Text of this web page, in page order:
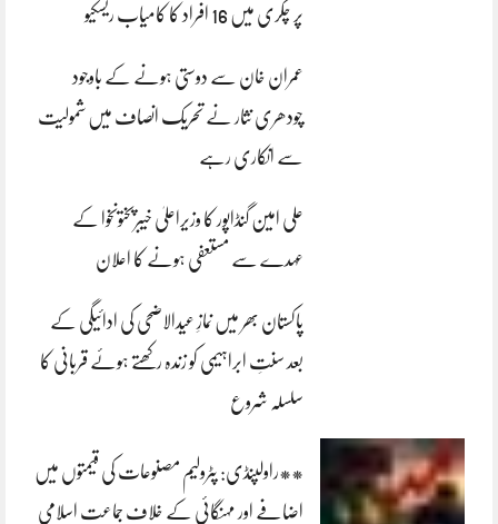
پر چکری میں 16 افراد کا کامیاب ریسکیو
عمران خان سے دوستی ہونے کے باوجود
چودھری نثار نے تحریک انصاف میں شمولیت
سے انکاری رہے
علی امین گنڈاپور کا وزیراعلیٰ خیبرپختونخوا کے
عہدے سے مستعفی ہونے کا اعلان
پاکستان بھر میں نمازِ عیدالاضحی کی ادائیگی کے
بعد سنتِ ابراہیمی کو زندہ رکھتے ہوئے قربانی کا
سلسلہ شروع
**راولپنڈی: پٹرولیم مصنوعات کی قیمتوں میں
اضافے اور مہنگائی کے خلاف جماعت اسلامی